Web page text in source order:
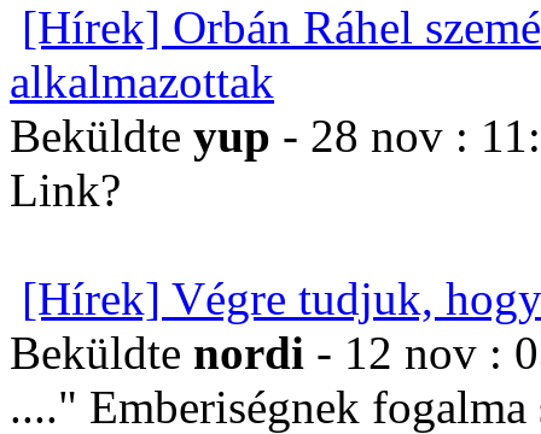
[Hírek] Orbán Ráhel
alkalmazottak
Beküldte yup - 28 nov :
Link?
[Hírek] Végre tudjuk,
Beküldte nordi - 12 nov :
...." Emberiségnek